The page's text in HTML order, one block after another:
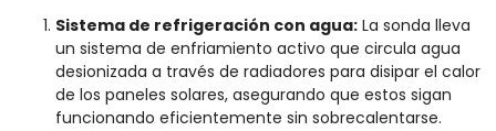
Sistema de refrigeración con agua: La sonda lleva
un sistema de enfriamiento activo que circula agua
desionizada a través de radiadores para disipar el calor
de los paneles solares, asegurando que estos sigan
funcionando eficientemente sin sobrecalentarse.